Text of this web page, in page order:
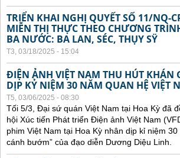
TRIỂN KHAI NGHỊ QUYẾT SỐ 11/NQ-
MIỄN THỊ THỰC THEO CHƯƠNG
BA NƯỚC: BA LAN, SÉC, THỤY SŸ
T3, 03/18/2025 - 15:04
ĐIỆN ẢNH VIỆT NAM THU HÚT KHÁN
DỊP KỶ NIỆM 30 NĂM QUAN HỆ VIỆT
T5, 03/06/2025 - 08:30
Tối 5/3, Đại sứ quán Việt Nam tại Hoa Kỳ đã
hội Xúc tiến Phát triển Điện ảnh Việt Nam
phim Việt Nam tại Hoa Kỳ nhân dịp kỉ niệm
cánh bướm” của đạo diễn Dương Diệu Linh.